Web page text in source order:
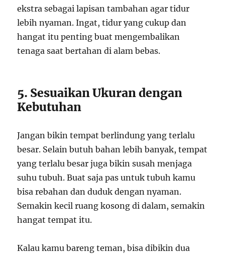
ekstra sebagai lapisan tambahan agar tidur
lebih nyaman. Ingat, tidur yang cukup dan
hangat itu penting buat mengembalikan
tenaga saat bertahan di alam bebas.
5. Sesuaikan Ukuran dengan
Kebutuhan
Jangan bikin tempat berlindung yang terlalu
besar. Selain butuh bahan lebih banyak, tempat
yang terlalu besar juga bikin susah menjaga
suhu tubuh. Buat saja pas untuk tubuh kamu
bisa rebahan dan duduk dengan nyaman.
Semakin kecil ruang kosong di dalam, semakin
hangat tempat itu.
Kalau kamu bareng teman, bisa dibikin dua